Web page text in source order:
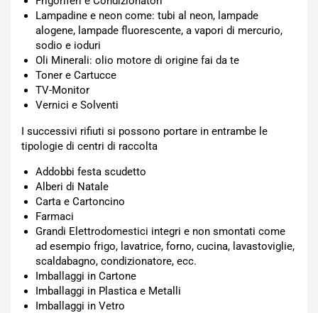
Lampadine e neon come: tubi al neon, lampade
alogene, lampade fluorescente, a vapori di mercurio,
sodio e ioduri
Oli Minerali: olio motore di origine fai da te
Toner e Cartucce
TV-Monitor
Vernici e Solventi
I successivi rifiuti si possono portare in entrambe le
tipologie di centri di raccolta
Addobbi festa scudetto
Alberi di Natale
Carta e Cartoncino
Farmaci
Grandi Elettrodomestici integri e non smontati come
ad esempio frigo, lavatrice, forno, cucina, lavastoviglie,
scaldabagno, condizionatore, ecc.
Imballaggi in Cartone
Imballaggi in Plastica e Metalli
Imballaggi in Vetro